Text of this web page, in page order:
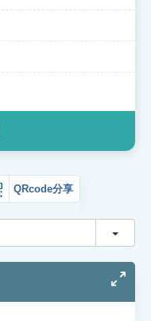
QRcode分享
切換